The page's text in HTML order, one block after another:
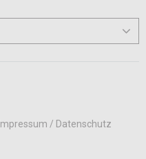
Impressum / Datenschutz